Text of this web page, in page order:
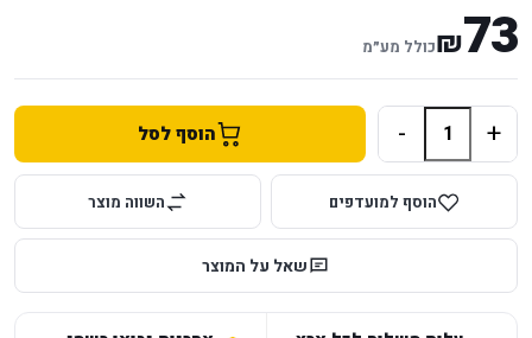
73
₪כולל מע״מ
+
- הוסף לסל
הוסף למועדפים השווה מוצר
שאל על המוצר